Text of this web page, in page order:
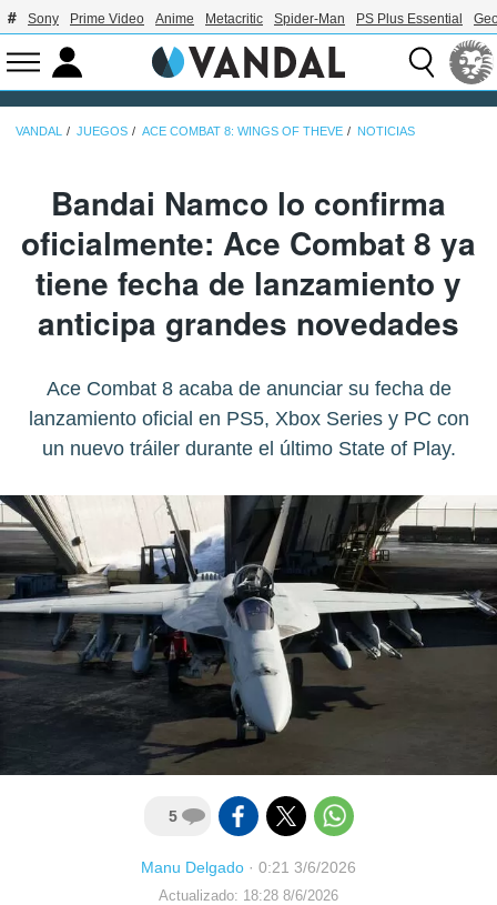
Sony Prime Video Anime Metacritic Spider-Man PS Plus Essential
VANDAL JUEGOS ACE COMBAT 8: WINGS OF THEVE NOTICIAS
Bandai Namco lo confirma
oficialmente: Ace Combat 8 ya
tiene fecha de lanzamiento y
anticipa grandes novedades
Ace Combat 8 acaba de anunciar su fecha de
lanzamiento oficial en PS5, Xbox Series y PC con
un nuevo tráiler durante el último State of Play.
5
Manu Delgado · 0:21 3/6/2026
Actualizado: 18:28 8/6/2026